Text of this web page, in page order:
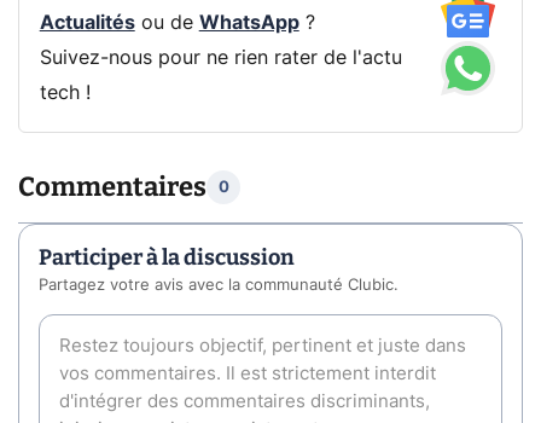
Actualitésou de WhatsApp?
Suivez-nous pour ne rien rater de l'actu
tech !
Commentaires 0
Participer à la discussion
Partagez votre avis avec la communauté Clubic.